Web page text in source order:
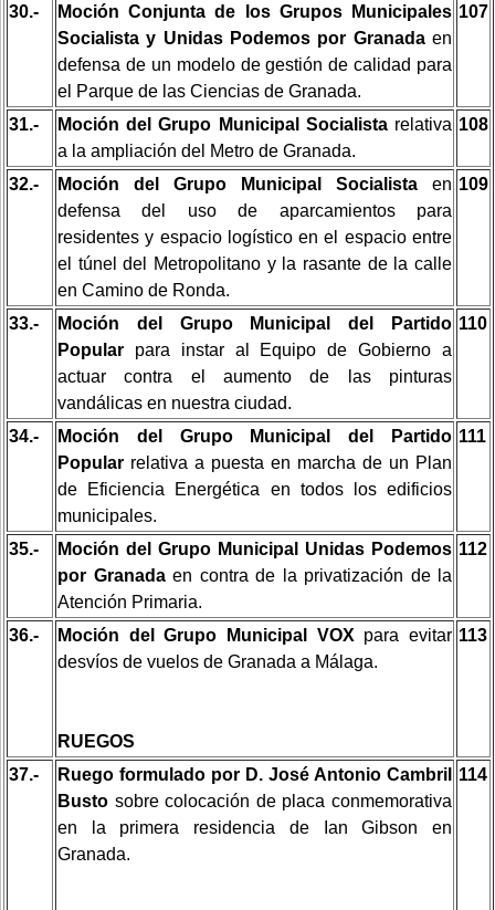
30.-
Moción Conjunta de los Grupos Municipales
Socialista y Unidas Podemos por Granada en
defensa de un modelo de gestión de calidad para
el Parque de las Ciencias de Granada.
107
31.- Moción del Grupo Municipal Socialista relativa
a la ampliación del Metro de Granada.
108
32.- Moción del Grupo Municipal Socialista en
defensa del uso de aparcamientos para
residentes y espacio logístico en el espacio entre
el túnel del Metropolitano y la rasante de la calle
en Camino de Ronda.
109
33.-
Moción del Grupo Municipal del Partido
Popular para instar al Equipo de Gobierno a
actuar contra el aumento de las pinturas
vandálicas en nuestra ciudad.
110
34.-
Moción del Grupo Municipal del Partido
Popular relativa a puesta en marcha de un Plan
de Eficiencia Energética en todos los edificios
municipales.
111
35.-
Moción del Grupo Municipal Unidas Podemos
por Granadaen contra de la privatización de la
Atención Primaria.
112
36.- Moción del Grupo Municipal VOX para evitar
desvíos de vuelos de Granada a Málaga.
RUEGOS
113
37.-
Ruego formulado por D. José Antonio Cambril
Busto sobre colocación de placa conmemorativa
en la primera residencia de Ian Gibson en
Granada.
114